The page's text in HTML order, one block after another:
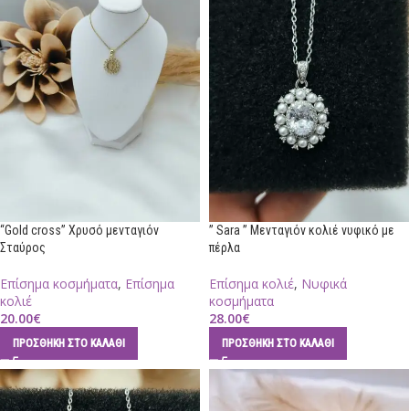
“Gold cross” Χρυσό μενταγιόν
Σταύρος
Επίσημα κοσμήματα, Επίσημα
κολιέ
20.00€
ΠΡΟΣΘΉΚΗ ΣΤΟ ΚΑΛΆΘΙ
” Sara ” Μενταγιόν κολιέ νυφικό με
πέρλα
Επίσημα κολιέ, Νυφικά
κοσμήματα
28.00€
ΠΡΟΣΘΉΚΗ ΣΤΟ ΚΑΛΆΘΙ